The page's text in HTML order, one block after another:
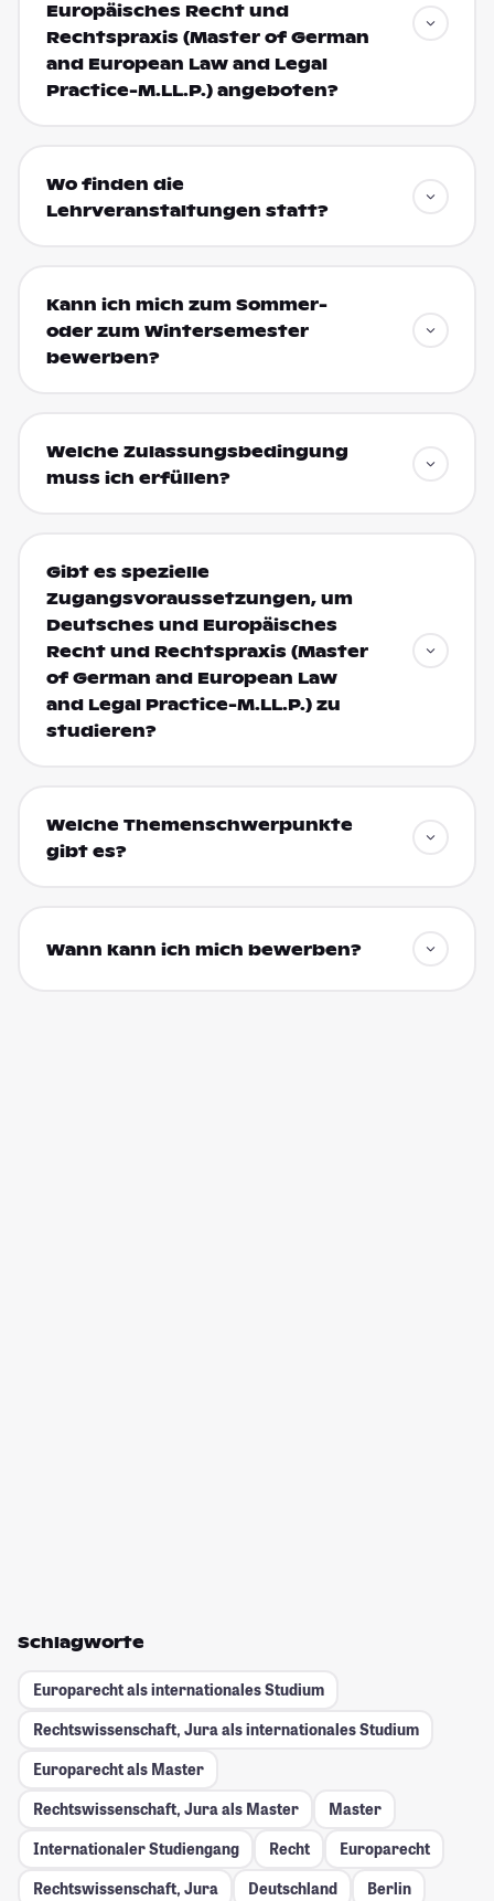
Europäisches Recht und
Rechtspraxis (Master of German
and European Law and Legal
Practice-M.LL.P.) angeboten?
Wo finden die
Lehrveranstaltungen statt?
Kann ich mich zum Sommer-
oder zum Wintersemester
bewerben?
Welche Zulassungsbedingung
muss ich erfüllen?
Gibt es spezielle
Zugangsvoraussetzungen, um
Deutsches und Europäisches
Recht und Rechtspraxis (Master
of German and European Law
and Legal Practice-M.LL.P.) zu
studieren?
Welche Themenschwerpunkte
gibt es?
Wann kann ich mich bewerben?
Schlagworte
Europarecht als internationales Studium
Rechtswissenschaft, Jura als internationales Studium
Europarecht als Master
Rechtswissenschaft, Jura als Master
Master
Internationaler Studiengang
Recht
Europarecht
Rechtswissenschaft, Jura
Deutschland
Berlin